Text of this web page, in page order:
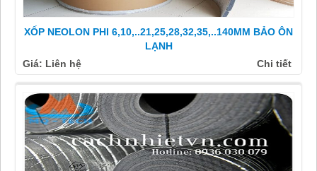
XỐP NEOLON PHI 6,10,..21,25,28,32,35,..140MM BẢO ÔN
LẠNH
Giá: Liên hệ
Chi tiết